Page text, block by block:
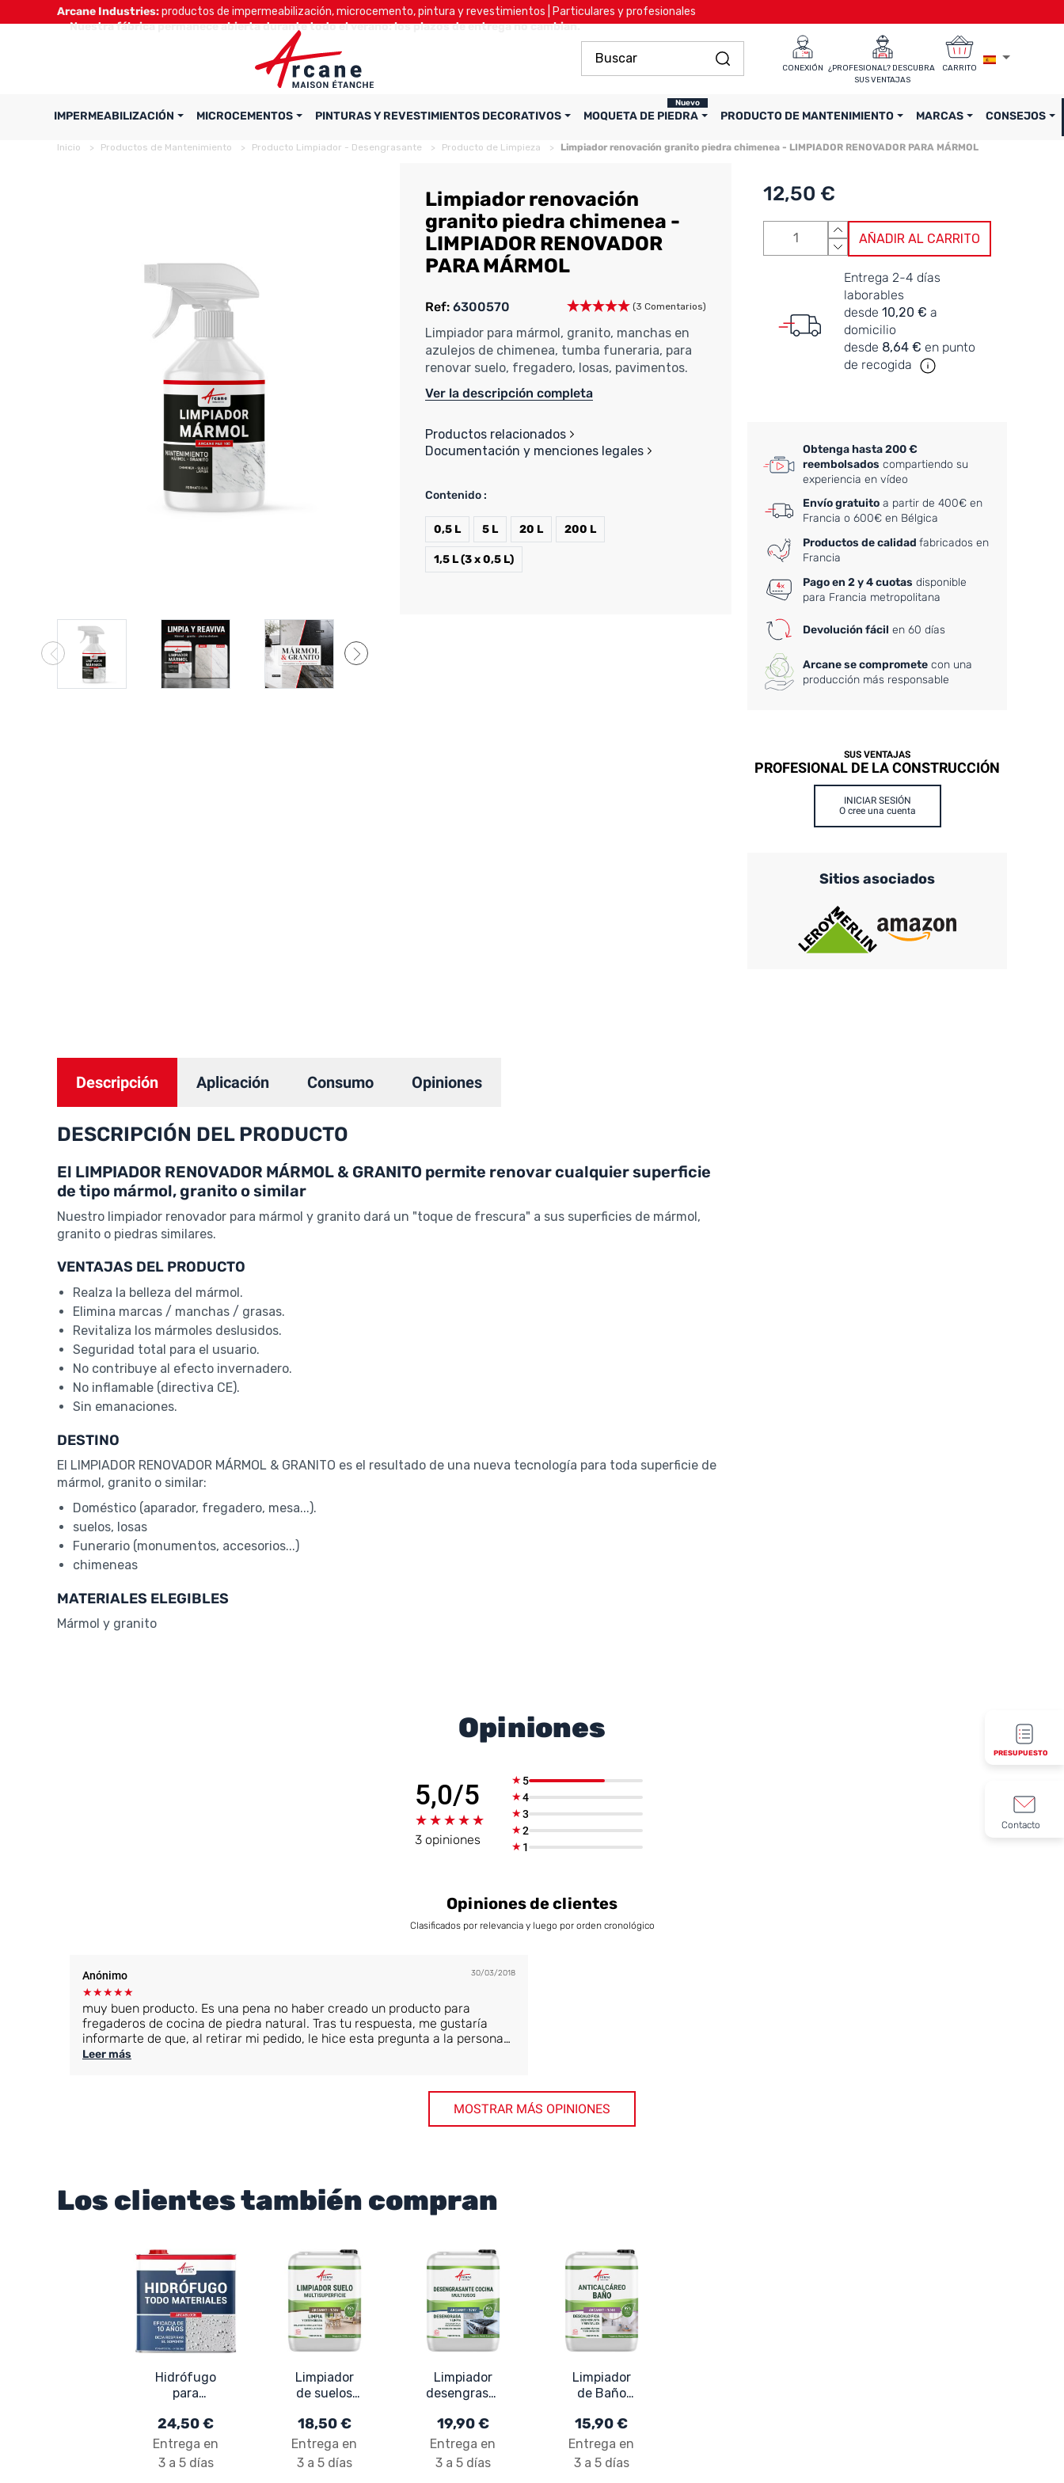
Arcane Industries:productos de impermeabilización, microcemento, pintura y revestimientos | Particulares y profesionales
Nuestra fábrica permanece abierta durante todo el verano: los plazos de entrega no cambian.
CONEXIÓN
¿PROFESIONAL? DESCUBRA
SUS VENTAJAS
CARRITO
IMPERMEABILIZACIÓN MICROCEMENTOS PINTURAS Y REVESTIMIENTOS DECORATIVOS MOQUETA DE PIEDRA
Nuevo
PRODUCTO DE MANTENIMIENTO MARCAS CONSEJOS
Inicio Productos de Mantenimiento Producto Limpiador - Desengrasante Producto de Limpieza Limpiador renovación granito piedra chimenea - LIMPIADOR RENOVADOR PARA MÁRMOL
Limpiador renovación
granito piedra chimenea -
LIMPIADOR RENOVADOR
PARA MÁRMOL
Ref: 6300570 (3 Comentarios)
Limpiador para mármol, granito, manchas en
azulejos de chimenea, tumba funeraria, para
renovar suelo, fregadero, losas, pavimentos.
Ver la descripción completa
Productos relacionados
Documentación y menciones legales
Contenido :
0,5 L 5 L 20 L 200 L
1,5 L (3 x 0,5 L)
12,50 €
AÑADIR AL CARRITO
Entrega 2-4 días
laborables
desde10,20 € a
domicilio
desde 8,64 € en punto
de recogida
Obtenga hasta 200 €
reembolsados compartiendo su
experiencia en vídeo
Envío gratuito a partir de 400€ en
Francia o 600€ en Bélgica
Productos de calidadfabricados en
Francia
Pago en 2 y 4 cuotas disponible
para Francia metropolitana
Devolución fácil en 60 días
Arcane se compromete con una
producción más responsable
SUS VENTAJAS
PROFESIONAL DE LA CONSTRUCCIÓN
INICIAR SESIÓN
O cree una cuenta
Sitios asociados
Descripción Aplicación Consumo Opiniones
DESCRIPCIÓN DEL PRODUCTO
El LIMPIADOR RENOVADOR MÁRMOL & GRANITO permite renovar cualquier superficie
de tipo mármol, granito o similar
Nuestro limpiador renovador para mármol y granito dará un "toque de frescura" a sus superficies de mármol,
granito o piedras similares.
VENTAJAS DEL PRODUCTO
Realza la belleza del mármol.
Elimina marcas / manchas / grasas.
Revitaliza los mármoles deslusidos.
Seguridad total para el usuario.
No contribuye al efecto invernadero.
No inflamable (directiva CE).
Sin emanaciones.
DESTINO
El LIMPIADOR RENOVADOR MÁRMOL & GRANITO es el resultado de una nueva tecnología para toda superficie de
mármol, granito o similar:
Doméstico (aparador, fregadero, mesa...).
suelos, losas
Funerario (monumentos, accesorios...)
chimeneas
MATERIALES ELEGIBLES
Mármol y granito
Opiniones
5,0/5
★★★★★
★★★★★
3 opiniones
★5
★4
★3
★2
★1
Opiniones de clientes
Clasificados por relevancia y luego por orden cronológico
Anónimo 30/03/2018
★★★★★
muy buen producto. Es una pena no haber creado un producto para
fregaderos de cocina de piedra natural. Tras tu respuesta, me gustaría
informarte de que, al retirar mi pedido, le hice esta pregunta a la persona
que me hizo el pedido en tu nueva tienda. Me AFIRMÓ que no tenías un
Leer más
MOSTRAR MÁS OPINIONES
Los clientes también compran
Hidrófugo
para
porosas:
techos,
fachadas,
tejas -
24,50 €
Entrega en
3 a 5 días
Limpiador
de suelos
y natural
para todo
tipo de
suelos :
18,50 €
Entrega en
3 a 5 días
Limpiador
desengrasante
natural :
Arcanet -
1747 -
Certificado
19,90 €
Entrega en
3 a 5 días
Limpiador
de Baño
Natural :
Arcanet -
1748 -
Certificado
15,90 €
Entrega en
3 a 5 días
PRESUPUESTO
Contacto